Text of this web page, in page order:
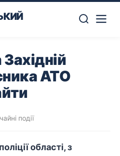
АТО
події
області, з